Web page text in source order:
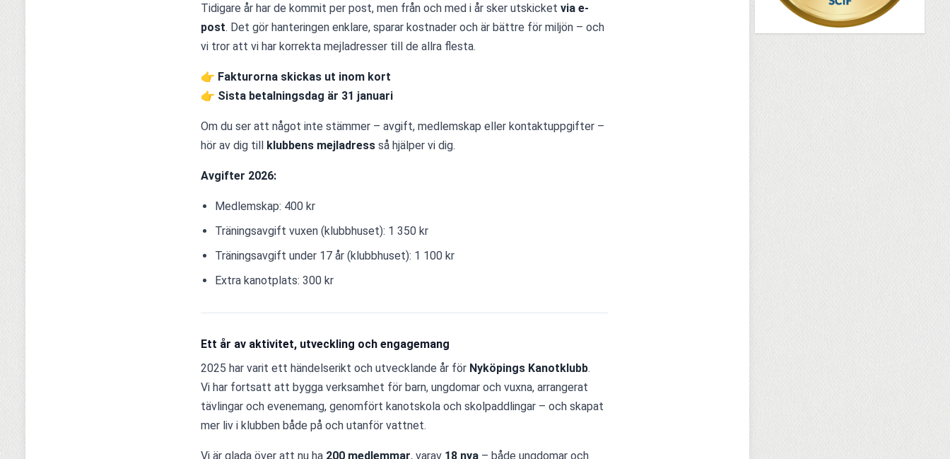
Tidigare år har de kommit per post, men från och med i år sker utskicket via e-
post. Det gör hanteringen enklare, sparar kostnader och är bättre för miljön – och
vi tror att vi har korrekta mejladresser till de allra flesta.
👉 Fakturorna skickas ut inom kort
👉 Sista betalningsdag är 31 januari
Om du ser att något inte stämmer – avgift, medlemskap eller kontaktuppgifter –
hör av dig till klubbens mejladress så hjälper vi dig.
Avgifter 2026:
Medlemskap: 400 kr
Träningsavgift vuxen (klubbhuset): 1 350 kr
Träningsavgift under 17 år (klubbhuset): 1 100 kr
Extra kanotplats: 300 kr
Ett år av aktivitet, utveckling och engagemang
2025 har varit ett händelserikt och utvecklande år för Nyköpings Kanotklubb.
Vi har fortsatt att bygga verksamhet för barn, ungdomar och vuxna, arrangerat
tävlingar och evenemang, genomfört kanotskola och skolpaddlingar – och skapat
mer liv i klubben både på och utanför vattnet.
Vi är glada över att nu ha 200 medlemmar, varav 18 nya – både ungdomar och